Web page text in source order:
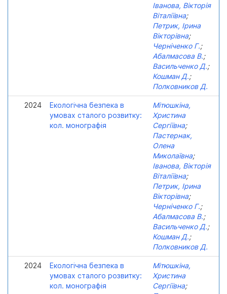
Іванова, Вікторія
Віталіївна;
Петрик, Ірина
Вікторівна;
Черніченко Г.;
Абалмасова В.;
Васильченко Д.;
Кошман Д.;
Полковников Д.
2024
Екологічна безпека в
умовах сталого розвитку:
кол. монографія
Мітюшкіна,
Христина
Сергіївна;
Пастернак,
Олена
Миколаївна;
Іванова, Вікторія
Віталіївна;
Петрик, Ірина
Вікторівна;
Черніченко Г.;
Абалмасова В.;
Васильченко Д.;
Кошман Д.;
Полковников Д.
2024
Екологічна безпека в
умовах сталого розвитку:
кол. монографія
Мітюшкіна,
Христина
Сергіївна;